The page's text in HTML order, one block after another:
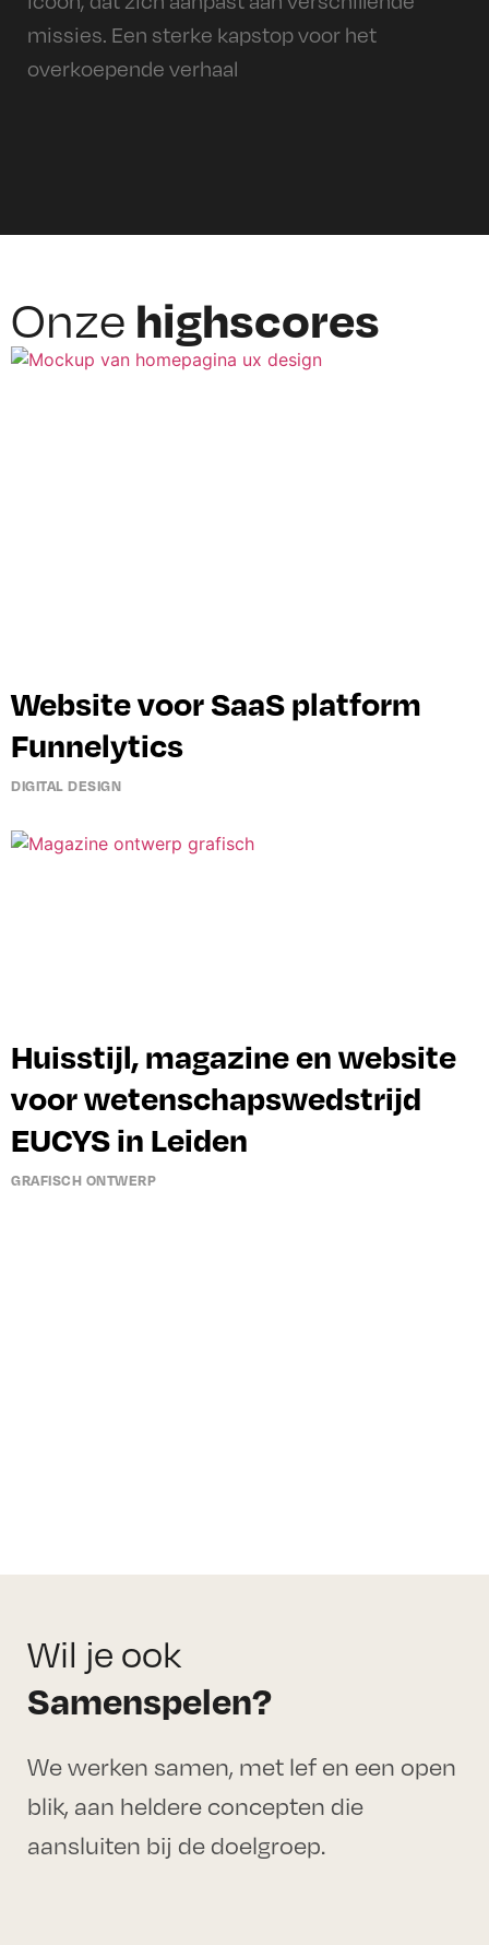
missies. Een sterke kapstop voor het
overkoepende verhaal
Onze highscores
Website voor SaaS platform
Funnelytics
DIGITAL DESIGN
Huisstijl, magazine en website
voor wetenschapswedstrijd
EUCYS in Leiden
GRAFISCH ONTWERP
Wil je ook
Samenspelen?
We werken samen, met lef en een open
blik, aan heldere concepten die
aansluiten bij de doelgroep.